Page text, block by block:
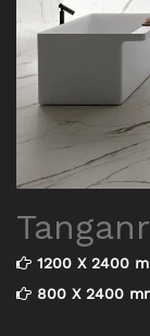
1200 X 2400
800 X 2400